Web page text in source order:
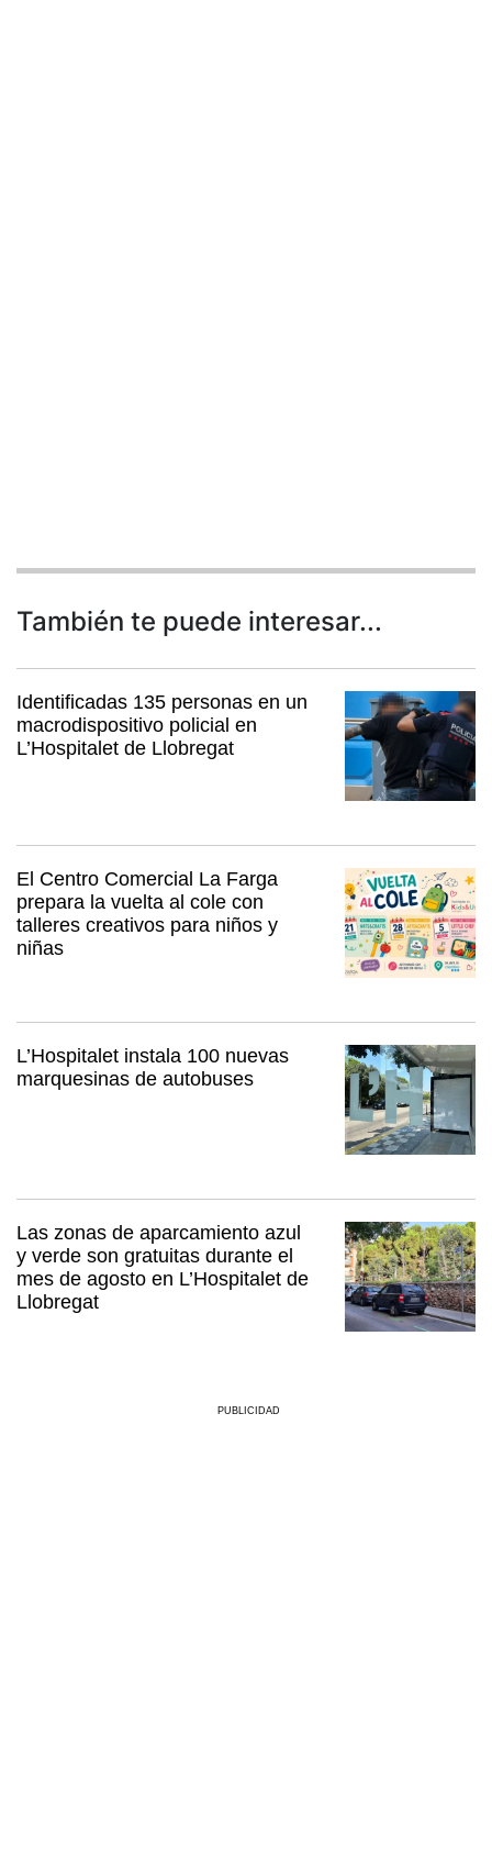
También te puede interesar...
Identificadas 135 personas en un
macrodispositivo policial en
L’Hospitalet de Llobregat
El Centro Comercial La Farga
prepara la vuelta al cole con
talleres creativos para niños y
niñas
L’Hospitalet instala 100 nuevas
marquesinas de autobuses
Las zonas de aparcamiento azul
y verde son gratuitas durante el
mes de agosto en L’Hospitalet de
Llobregat
PUBLICIDAD